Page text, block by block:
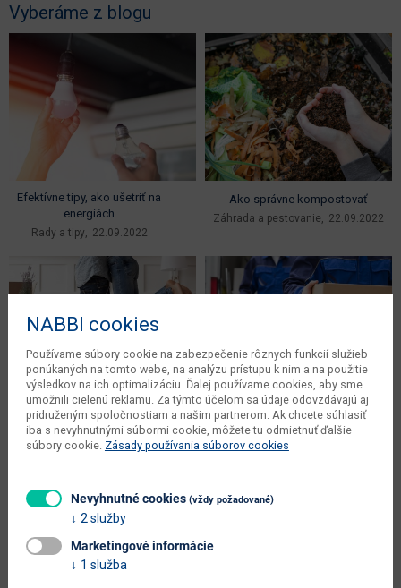
Vyberáme z blogu
Efektívne tipy, ako ušetriť na
energiách
Rady a tipy 22.09.2022
Ako správne kompostovať
Záhrada a pestovanie 22.09.2022
Ako zariadiť podnájom bez starosti
a vysokého rozpočtu
Zariaďovanie interiéru a exteriéru
Sťahovanie a zariaďovanie nového
bývania
Zariaďovanie interiéru a exteriéru
Naše tipy
NABBI cookies
Používame súbory cookie na zabezpečenie rôznych funkcií služieb
ponúkaných na tomto webe, na analýzu prístupu k nim a na použitie
výsledkov na ich optimalizáciu. Ďalej používame cookies, aby sme
umožnili cielenú reklamu. Za týmto účelom sa údaje odovzdávajú aj
pridruženým spoločnostiam a našim partnerom. Ak chcete súhlasiť
iba s nevyhnutnými súbormi cookie, môžete tu odmietnuť ďalšie
súbory cookie. Zásady používania súborov cookies
Nevyhnutné cookies (vždy požadované)
2 služby
Marketingové informácie
1 služba